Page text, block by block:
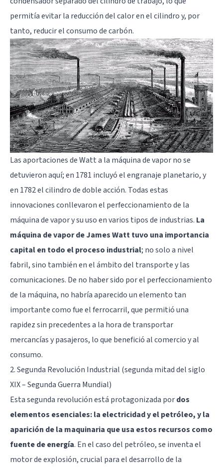
permitía evitar la reducción del calor en el cilindro y, por
tanto, reducir el consumo de carbón.
Las aportaciones de Watt a la máquina de vapor no se
detuvieron aquí; en 1781 incluyó el engranaje planetario, y
en 1782 el cilindro de doble acción. Todas estas
innovaciones conllevaron el perfeccionamiento de la
máquina de vapor y su uso en varios tipos de industrias. La
máquina de vapor de James Watt tuvo una importancia
capital en todo el proceso industrial; no solo a nivel
fabril, sino también en el ámbito del transporte y las
comunicaciones. De no haber sido por el perfeccionamiento
de la máquina, no habría aparecido un elemento tan
importante como fue el ferrocarril, que permitió una
rapidez sin precedentes a la hora de transportar
mercancías y pasajeros, lo que benefició al comercio y al
consumo.
2. Segunda Revolución Industrial (segunda mitad del siglo
XIX – Segunda Guerra Mundial)
Esta segunda revolución está protagonizada pordos
elementos esenciales: la electricidad y el petróleo, y la
aparición de la maquinaria que usa estos recursos como
fuente de energía. En el caso del petróleo, se inventa el
motor de explosión, crucial para el desarrollo de la